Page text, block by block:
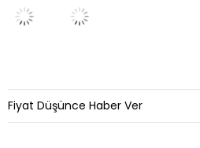
Fiyat Düşünce Haber Ver